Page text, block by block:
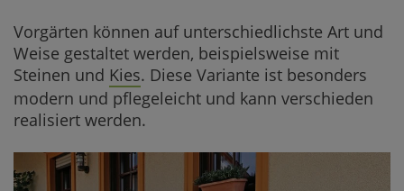
Vorgärten können auf unterschiedlichste Art und
Weise gestaltet werden, beispielsweise mit
Steinen und Kies. Diese Variante ist besonders
modern und pflegeleicht und kann verschieden
realisiert werden.